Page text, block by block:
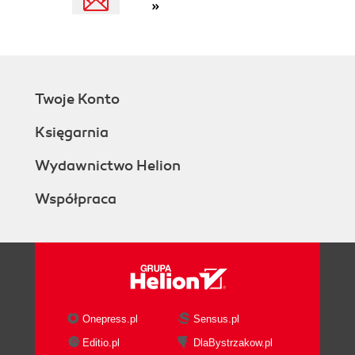
Evolving Targets
Summary
4. Protecting Workstations and Servers
Attack Vectors for Ransomware
Access
Disrupting the Attack Chain
Preventing ransomware from
executing
Shadow copy
»
Twoje Konto
Księgarnia
Wydawnictwo Helion
Współpraca
Onepress.pl
Sensus.pl
Editio.pl
DlaBystrzakow.pl